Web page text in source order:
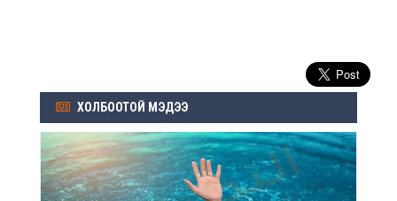
ХОЛБООТОЙ МЭДЭЭ